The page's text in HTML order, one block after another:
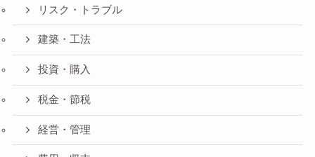
リスク・トラブル
建築・工法
投資・購入
税金・節税
経営・管理